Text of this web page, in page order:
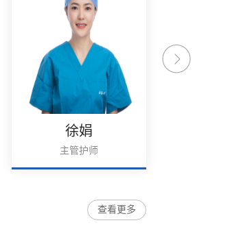
徐娟
主管护师
查看更多